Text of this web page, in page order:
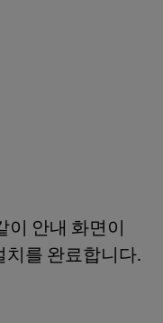
이 안내 화면이
치를 완료합니다.